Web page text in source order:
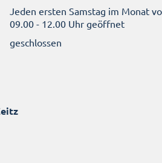
Jeden ersten Samstag im Monat
09.00 - 12.00 Uhr geöffnet
geschlossen